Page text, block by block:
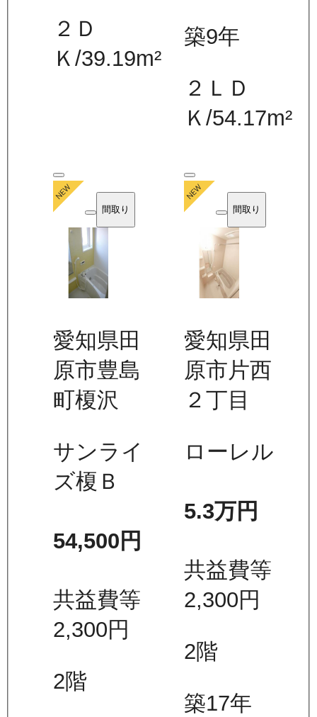
２Ｄ
Ｋ/39.19m²
築9年
２ＬＤ
Ｋ /54.17m²
間取り
愛知県田
原市豊島
町榎沢
サンライ
ズ榎Ｂ
54,500 円
共益費等
2,300円
2階
間取り
愛知県田
原市片西
２丁目
ローレル
5.3万円
共益費等
2,300円
2階
築17年